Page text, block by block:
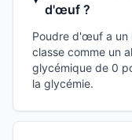
d'œuf ?
Poudre d'œuf a un
classe comme un
glycémique de 0
la glycémie.